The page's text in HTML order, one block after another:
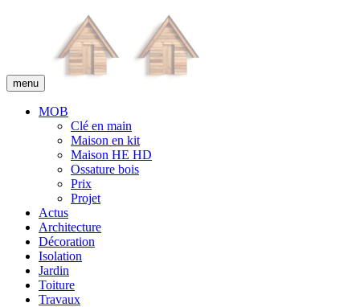
menu
MOB
Clé en main
Maison en kit
Maison HE HD
Ossature bois
Prix
Projet
Actus
Architecture
Décoration
Isolation
Jardin
Toiture
Travaux